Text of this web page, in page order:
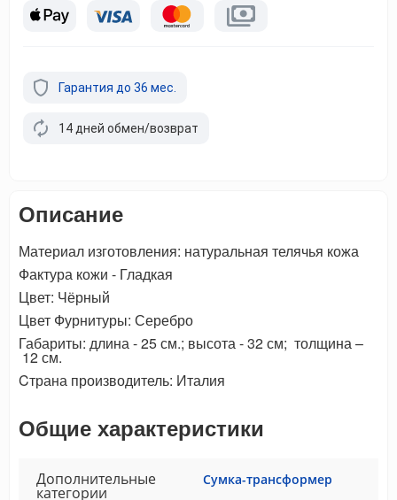
Гарантия до 36 мес.
14 дней обмен/возврат
Описание
Материал изготовления: натуральная телячья кожа
Фактура кожи - Гладкая
Цвет: Чёрный
Цвет Фурнитуры: Серебро
Габариты: длина - 25 см.; высота - 32 см; толщина –
12 см.
Cтрана производитель: Италия
Общие характеристики
Дополнительные
категории
Сумка-трансформер